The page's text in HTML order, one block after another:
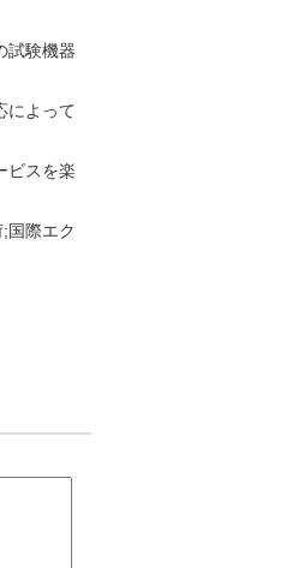
試験機器
によって
ビスを楽
国際エク